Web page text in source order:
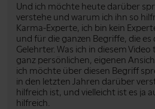
Und ich möchte heute darüber
verstehe und warum ich ihn so
Karma-Experte, ich bin kein
und für die ganzen Begriffe, die
Gelehrter. Was ich in diesem
ganz persönlichen, eigenen
ich möchte über diesen Begriff
in den letzten Jahren darüber
hilfreich ist, und vielleicht ist es ja
hilfreich.